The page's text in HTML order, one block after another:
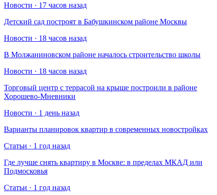
Новости · 17 часов назад
Детский сад построят в Бабушкинском районе Москвы
Новости · 18 часов назад
В Молжаниновском районе началось строительство школы
Новости · 18 часов назад
Торговый центр с террасой на крыше построили в районе
Хорошево-Мневники
Новости · 1 день назад
Варианты планировок квартир в современных новостройках
Статьи · 1 год назад
Где лучше снять квартиру в Москве: в пределах МКАД или
Подмосковья
Статьи · 1 год назад